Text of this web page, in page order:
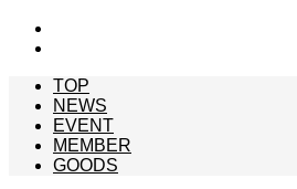
TOP
NEWS
EVENT
MEMBER
GOODS